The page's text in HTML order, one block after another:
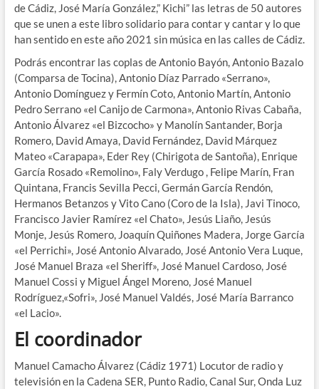
de Cádiz, José María González,” Kichi” las letras de 50 autores
que se unen a este libro solidario para contar y cantar y lo que
han sentido en este año 2021 sin música en las calles de Cádiz.
Podrás encontrar las coplas de Antonio Bayón, Antonio Bazalo
(Comparsa de Tocina), Antonio Díaz Parrado «Serrano»,
Antonio Domínguez y Fermín Coto, Antonio Martín, Antonio
Pedro Serrano «el Canijo de Carmona», Antonio Rivas Cabaña,
Antonio Álvarez «el Bizcocho» y Manolín Santander, Borja
Romero, David Amaya, David Fernández, David Márquez
Mateo «Carapapa», Eder Rey (Chirigota de Santoña), Enrique
García Rosado «Remolino», Faly Verdugo , Felipe Marín, Fran
Quintana, Francis Sevilla Pecci, Germán García Rendón,
Hermanos Betanzos y Vito Cano (Coro de la Isla), Javi Tinoco,
Francisco Javier Ramírez «el Chato», Jesús Liaño, Jesús
Monje, Jesús Romero, Joaquín Quiñones Madera, Jorge García
«el Perrichi», José Antonio Alvarado, José Antonio Vera Luque,
José Manuel Braza «el Sheriff», José Manuel Cardoso, José
Manuel Cossi y Miguel Ángel Moreno, José Manuel
Rodríguez,«Sofri», José Manuel Valdés, José María Barranco
«el Lacio».
El coordinador
Manuel Camacho Álvarez (Cádiz 1971) Locutor de radio y
televisión en la Cadena SER, Punto Radio, Canal Sur, Onda Luz